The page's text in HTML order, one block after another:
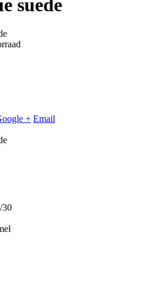
suede
+ Email
30